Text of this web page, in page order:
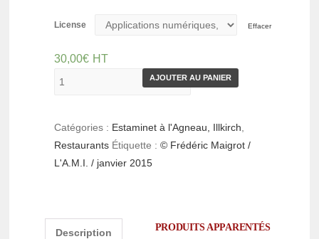
License Effacer
30,00€ HT
AJOUTER AU PANIER
Catégories : Estaminet à l'Agneau, Illkirch
Restaurants Étiquette :© Frédéric Maigrot /
L'A.M.I. / janvier 2015
Description PRODUITS APPARENTÉS